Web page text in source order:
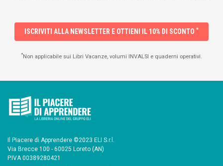
ISCRIVITI ALLA NEWSLETTER E OTTIENI IL 10% DI SCONTO *
*Non applicabile sui Libri Vacanze, volumi INVALSI e quaderni operativi.
Il Piacere di Apprendere ©2023 ELI S.r.l.
Via Brecce 100 - 60025 Loreto (AN)
P.IVA 00389280421